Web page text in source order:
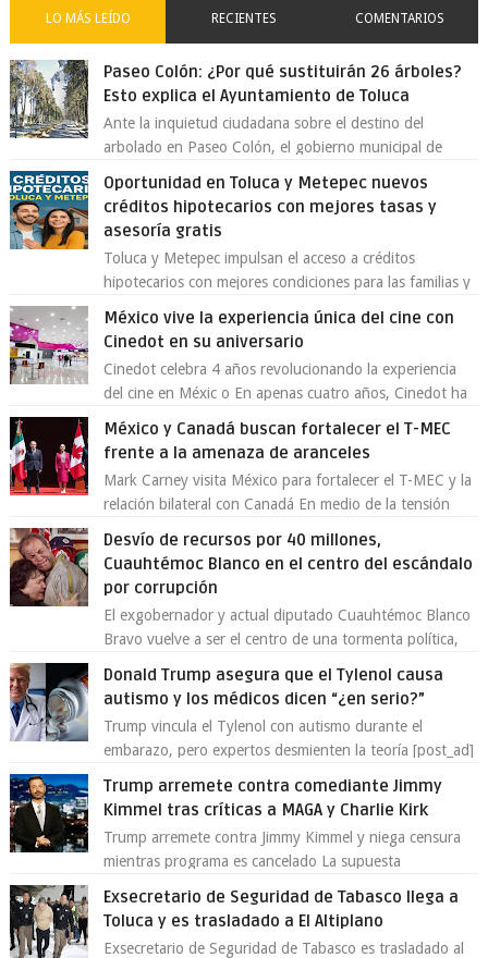
LO MÁS LEÍDO RECIENTES COMENTARIOS
Paseo Colón: ¿Por qué sustituirán 26 árboles?
Esto explica el Ayuntamiento de Toluca
Ante la inquietud ciudadana sobre el destino del
arbolado en Paseo Colón, el gobierno municipal de
Oportunidad en Toluca y Metepec nuevos
créditos hipotecarios con mejores tasas y
asesoría gratis
Toluca y Metepec impulsan el acceso a créditos
hipotecarios con mejores condiciones para las familias y
México vive la experiencia única del cine con
Cinedot en su aniversario
Cinedot celebra 4 años revolucionando la experiencia
del cine en Méxic o En apenas cuatro años, Cinedot ha
México y Canadá buscan fortalecer el T-MEC
frente a la amenaza de aranceles
Mark Carney visita México para fortalecer el T-MEC y la
relación bilateral con Canadá En medio de la tensión
comercial provocada por la ofen...
Desvío de recursos por 40 millones,
Cuauhtémoc Blanco en el centro del escándalo
por corrupción
El exgobernador y actual diputado Cuauhtémoc Blanco
Bravo vuelve a ser el centro de una tormenta política,
Donald Trump asegura que el Tylenol causa
autismo y los médicos dicen “¿en serio?”
Trump vincula el Tylenol con autismo durante el
embarazo, pero expertos desmienten la teoría [post_ad]
Trump arremete contra comediante Jimmy
Kimmel tras críticas a MAGA y Charlie Kirk
Trump arremete contra Jimmy Kimmel y niega censura
mientras programa es cancelado La supuesta
Exsecretario de Seguridad de Tabasco llega a
Toluca y es trasladado a El Altiplano
Exsecretario de Seguridad de Tabasco es trasladado al